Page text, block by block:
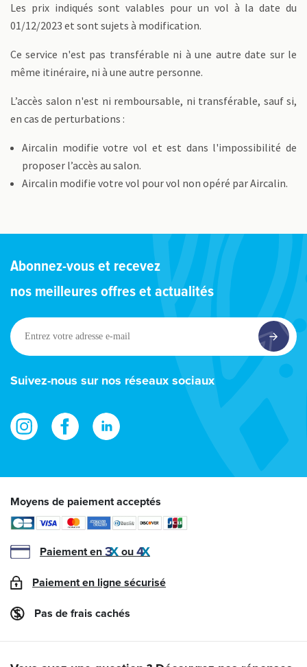
Les prix indiqués sont valables pour un vol à la date du
01/12/2023 et sont sujets à modification.
Ce service n'est pas transférable ni à une autre date sur le
même itinéraire, ni à une autre personne.
L’accès salon n'est ni remboursable, ni transférable, sauf si,
en cas de perturbations :
Aircalin modifie votre vol et est dans l'impossibilité de
proposer l’accès au salon.
Aircalin modifie votre vol pour vol non opéré par Aircalin.
Abonnez-vous et recevez
nos meilleures offres et actualités
Entrez
votre
adresse
e-
Suivez-nous sur nos réseaux sociaux
Moyens de paiement acceptés
Paiement en ou
Paiement en ligne sécurisé
Pas de frais cachés